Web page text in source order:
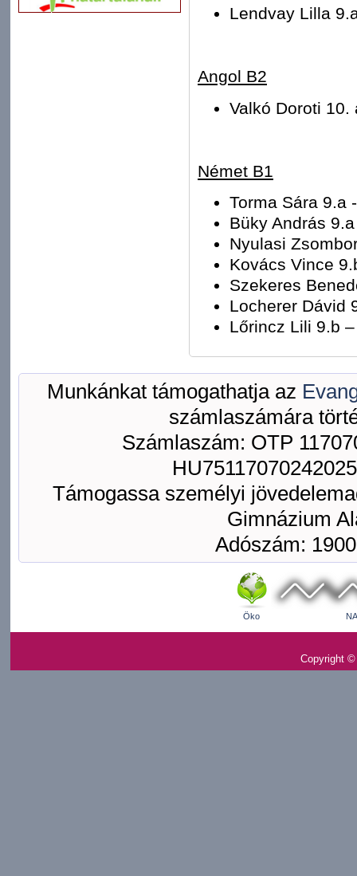
Lendvay Lilla
Angol B2
Valkó Doroti
Német B1
Torma Sára 9.a
Büky András
Nyulasi
Kovács Vince
Szekeres
Locherer Dávid
Lőrincz Lili 9.b
Munkánkat támogathatja az
számlaszámára
Számlaszám: OTP
Támogassa személyi
Gimnázium
Adószám:
Öko
Copyright